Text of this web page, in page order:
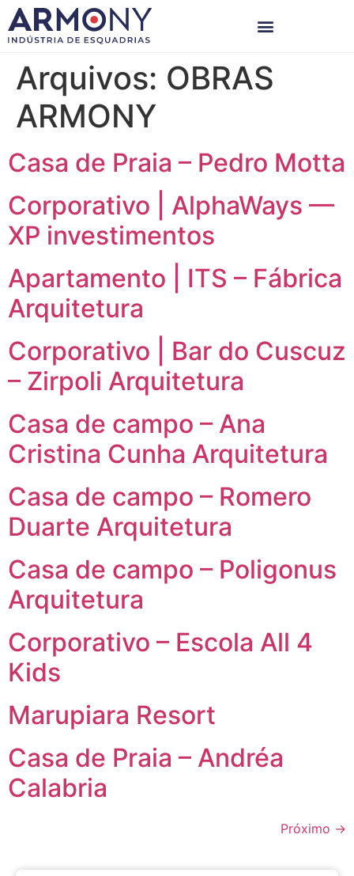
Arquivos: OBRAS
ARMONY
Casa de Praia – Pedro Motta
Corporativo | AlphaWays —
XP investimentos
Apartamento | ITS – Fábrica
Arquitetura
Corporativo | Bar do Cuscuz
– Zirpoli Arquitetura
Casa de campo – Ana
Cristina Cunha Arquitetura
Casa de campo – Romero
Duarte Arquitetura
Casa de campo – Poligonus
Arquitetura
Corporativo – Escola All 4
Kids
Marupiara Resort
Casa de Praia – Andréa
Calabria
Próximo →